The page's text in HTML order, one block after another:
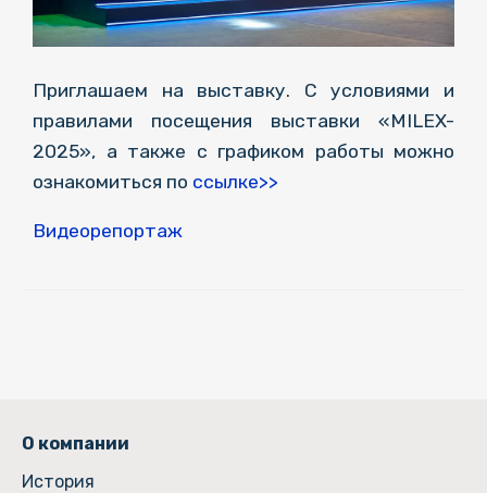
Приглашаем на выставку. С условиями и
правилами посещения выставки «MILEX-
2025», а также с графиком работы можно
ознакомиться по ссылке>>
Видеорепортаж
О компании
История